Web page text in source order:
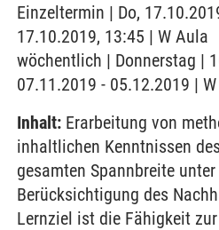
Einzeltermin | Do,
17.10.2019, 13:45 | W Aula
wöchentlich | Donnerstag |
07.11.2019 - 05.12.2019 |
Inhalt: Erarbeitung von
inhaltlichen Kenntnissen
gesamten Spannbreite
Berücksichtigung des
Lernziel ist die Fähigkeit